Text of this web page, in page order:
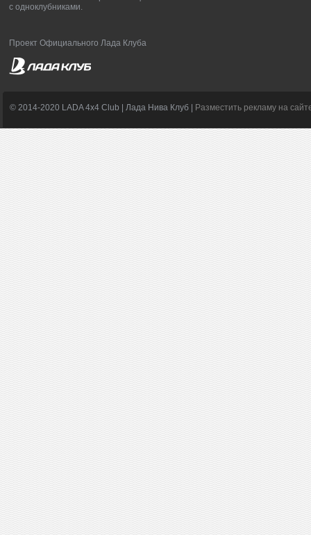
с одноклубниками.
Проект Официального Лада Клуба
© 2014-2020 LADA 4x4 Club | Лада Нива Клуб | Разместить рекламу на